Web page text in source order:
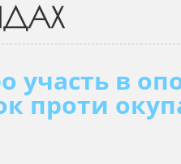
в
проти